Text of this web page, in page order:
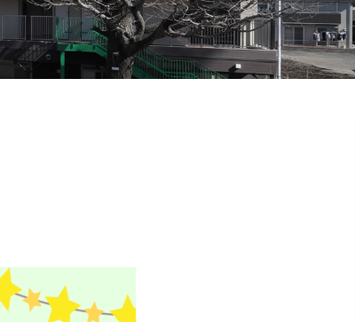
園の概要
預かり保育 課外教室
地域開放
お問い合わせ